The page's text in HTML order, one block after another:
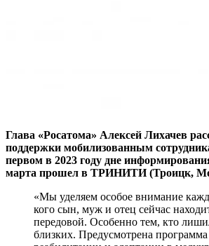
Глава «Росатома» Алексей Лихачев
поддержки мобилизованным
первом в 2023 году дне
марта прошел в ТРИНИТИ (Троицк,
«Мы уделяем особое внимание
кого сын, муж и отец сейчас
передовой. Особенно тем, кто
близких. Предусмотрена